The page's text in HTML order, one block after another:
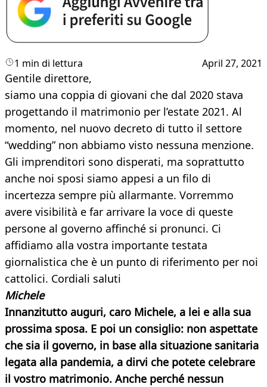
1 min di lettura April 27, 2021
Gentile direttore,
siamo una coppia di giovani che dal 2020 stava
progettando il matrimonio per l’estate 2021. Al
momento, nel nuovo decreto di tutto il settore
“wedding” non abbiamo visto nessuna menzione.
Gli imprenditori sono disperati, ma soprattutto
anche noi sposi siamo appesi a un filo di
incertezza sempre più allarmante. Vorremmo
avere visibilità e far arrivare la voce di queste
persone al governo affinché si pronunci. Ci
affidiamo alla vostra importante testata
giornalistica che è un punto di riferimento per noi
cattolici. Cordiali saluti
Michele
Innanzitutto auguri, caro Michele, a lei e alla sua
prossima sposa. E poi un consiglio: non aspettate
che sia il governo, in base alla situazione sanitaria
legata alla pandemia, a dirvi che potete celebrare
il vostro matrimonio. Anche perché nessun